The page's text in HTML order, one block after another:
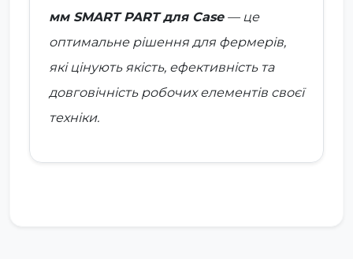
мм SMART PART для Case— це
оптимальне рішення для фермерів,
які цінують якість, ефективність та
довговічність робочих елементів своєї
техніки.